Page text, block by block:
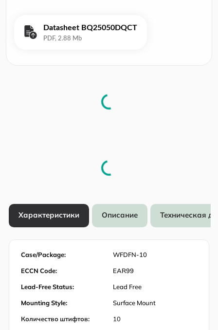
Datasheet BQ25050DQCT
Характеристики Описание Техническая
Case/Package: WFDFN-10
ECCN Code: EAR99
Lead-Free Status: Lead Free
Mounting Style: Surface Mount
Количество штифтов: 10